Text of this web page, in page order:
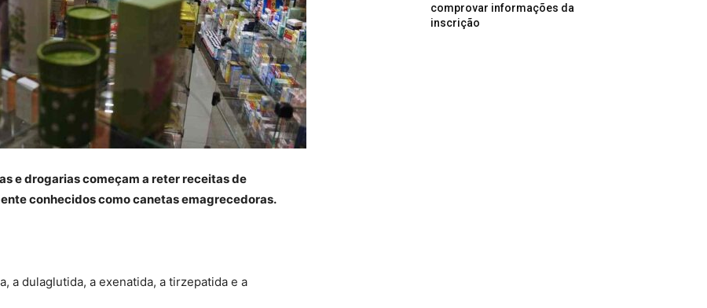
e drogarias começam a reter receitas de
conhecidos como canetas emagrecedoras.
a dulaglutida, a exenatida, a tirzepatida e a
comprovar informações da
inscrição